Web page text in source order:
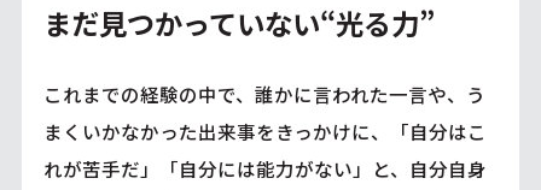
まだ見つかっていない“光る力”
これまでの経験の中で、誰かに言われた一言や、う
まくいかなかった出来事をきっかけに、「自分はこ
れが苦手だ」「自分には能力がない」と、自分自身